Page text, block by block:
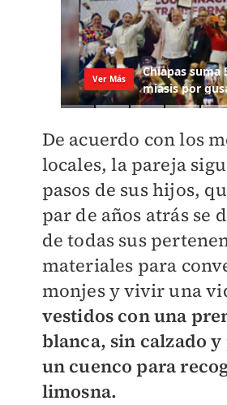
De acuerdo con los
locales, la pareja
pasos de sus hijos,
par de años atrás se
de todas sus
materiales para
monjes y vivir una
vestidos con una
blanca, sin calzado
un cuenco para
limosna.